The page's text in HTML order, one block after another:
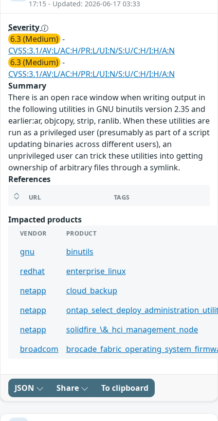
17:15 - Updated: 2026-06-17 03:33
Severity
6.3 (Medium) -
CVSS:3.1/AV:L/AC:H/PR:L/UI:N/S:U/C:H/I:H/A:N
6.3 (Medium) -
CVSS:3.1/AV:L/AC:H/PR:L/UI:N/S:U/C:H/I:H/A:N
Summary
There is an open race window when writing output in
the following utilities in GNU binutils version 2.35 and
earlier:ar, objcopy, strip, ranlib. When these utilities are
run as a privileged user (presumably as part of a script
updating binaries across different users), an
unprivileged user can trick these utilities into getting
ownership of arbitrary files through a symlink.
References
URL TAGS
Impacted products
VENDOR PRODUCT
gnu
binutils
redhat
enterprise_linux
netapp
cloud_backup
netapp
netapp
solidfire_\&_hci_management_node
broadcom
JSON Share To clipboard